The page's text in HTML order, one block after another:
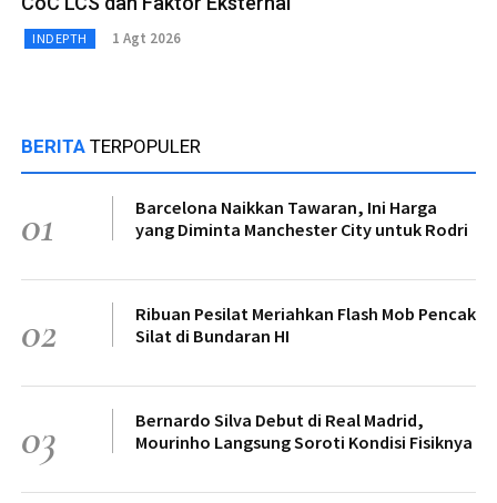
INDEPTH 1 Agt 2026
BERITA TERPOPULER
01
Barcelona Naikkan Tawaran, Ini Harga
yang Diminta Manchester City untuk Rodri
02
Ribuan Pesilat Meriahkan Flash Mob Pencak
Silat di Bundaran HI
03
Bernardo Silva Debut di Real Madrid,
Mourinho Langsung Soroti Kondisi Fisiknya